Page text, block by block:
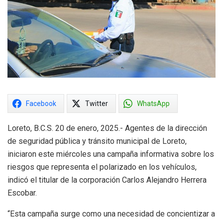
Facebook Twitter WhatsApp
Loreto, B.C.S. 20 de enero, 2025.- Agentes de la dirección
de seguridad pública y tránsito municipal de Loreto,
iniciaron este miércoles una campaña informativa sobre los
riesgos que representa el polarizado en los vehículos,
indicó el titular de la corporación Carlos Alejandro Herrera
Escobar.
“Esta campaña surge como una necesidad de concientizar a